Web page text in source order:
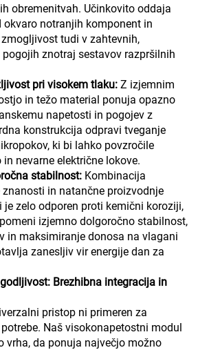
obremenitvah. Učinkovito oddaja
okvaro notranjih komponent in
tudi v zahtevnih,
znotraj sestavov razpršilnih
pri visokem tlaku: Z izjemnim
in težo material ponuja opazno
napetosti in pogojev z
konstrukcija odpravi tveganje
ki bi lahko povzročile
nevarne električne lokove.
stabilnost: Kombinacija
in natančne proizvodnje
je zelo odporen proti kemični koroziji,
izjemno dolgoročno stabilnost,
in maksimiranje donosa na vlagani
zanesljiv vir energije dan za
Brezhibna integracija in
pristop ni primeren za
Naš visokonapetostni modul
vrha, da ponuja največjo možno